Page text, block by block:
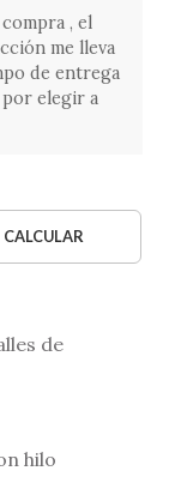
, el
me lleva
de entrega
por elegir a
CALCULAR
de
hilo